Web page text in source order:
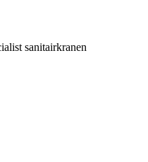
sanitairkranen